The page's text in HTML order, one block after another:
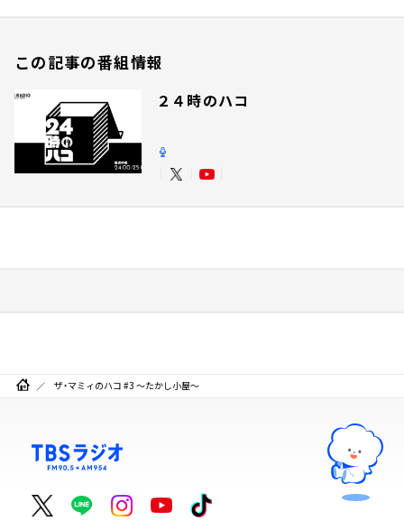
この記事の番組情報
２４時のハコ
ザ・マミィのハコ #3 ～たかし小屋～